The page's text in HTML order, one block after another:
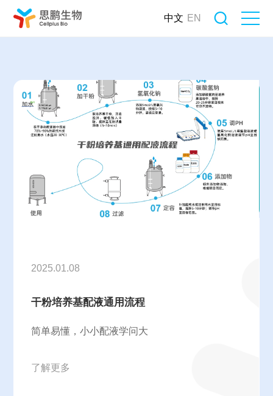
中文 EN
2025.01.08
干粉培养基配液通用流程
简单易懂，小小配液学问大
了解更多